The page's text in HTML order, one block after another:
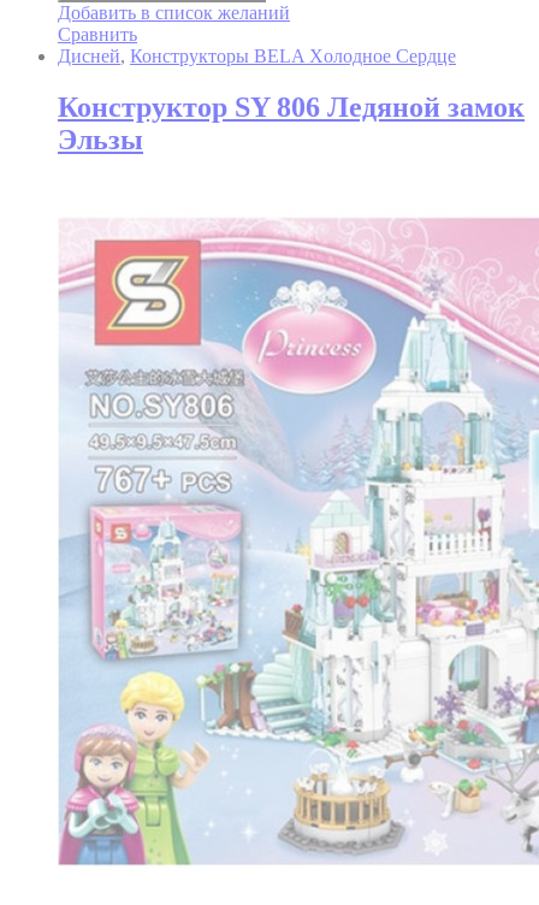
Добавить в список желаний
Сравнить
Дисней, Конструкторы BELA Xолодное Cердце
Конструктор SY 806 Ледяной замок
Эльзы